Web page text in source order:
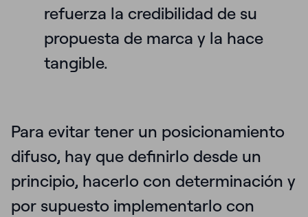
refuerza la credibilidad de su
propuesta de marca y la hace
tangible.
Para evitar tener un posicionamiento
difuso, hay que definirlo desde un
principio, hacerlo con determinación y
por supuesto implementarlo con